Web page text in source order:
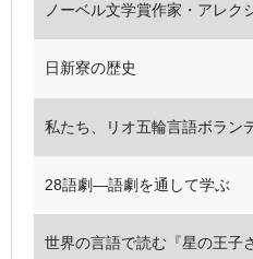
ノーベル文学賞作家・アレク
日新寮の歴史
私たち、リオ五輪言語ボラン
28語劇―語劇を通して学ぶ
世界の言語で読む『星の王子